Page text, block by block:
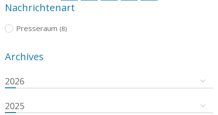
Nachrichtenart
Presseraum (8)
Archives
2026
2025